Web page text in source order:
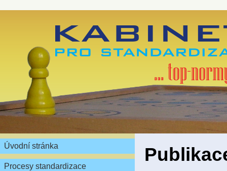
Úvodní stránka
Procesy standardizace